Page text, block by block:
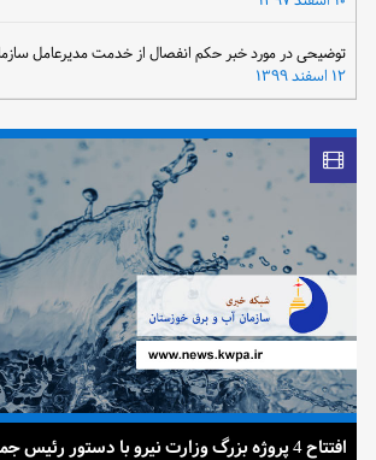
توضیحی در مورد خبر حکم انفصال از خدمت مدیرعامل
۱۲ اسفند ۱۳۹۹
افتتاح 4 پروژه بزرگ وزارت نیرو با دستور رئیس جمهور